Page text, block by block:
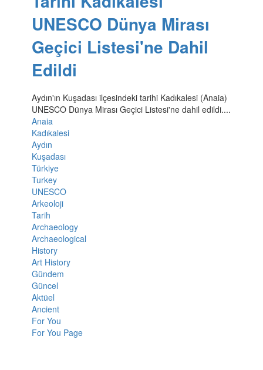
UNESCO Dünya Mirası
Geçici Listesi'ne Dahil
Edildi
Aydın'ın Kuşadası ilçesindeki tarihi Kadıkalesi (Anaia)
UNESCO Dünya Mirası Geçici Listesi'ne dahil edildi....
Anaia
Kadıkalesi
Aydın
Kuşadası
Türkiye
Turkey
UNESCO
Arkeoloji
Tarih
Archaeology
Archaeological
History
Art History
Gündem
Güncel
Aktüel
Ancient
For You
For You Page